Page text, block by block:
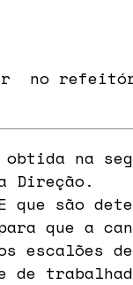
no
na
Direção.
que são
que a
escalões
de